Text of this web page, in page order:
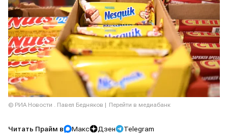
© РИА Новости . Павел Бедняков Перейти в медиабанк
Читать Прайм в Макс Дзен Telegram